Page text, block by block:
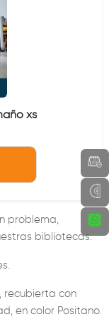
xs
problema,
bibliotecas.
recubierta con
en color Positano.